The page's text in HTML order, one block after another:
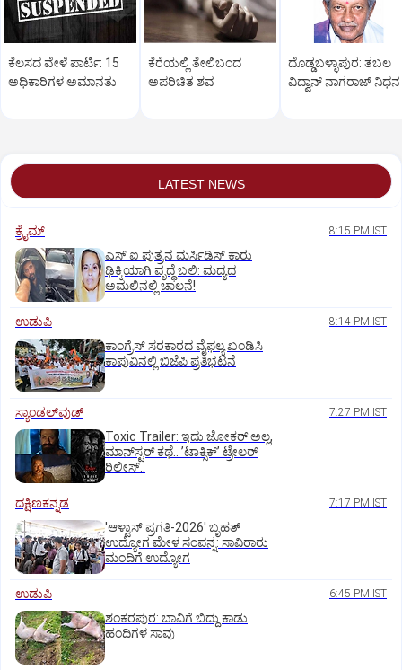
ಕೆಲಸದ ವೇಳೆ ಪಾರ್ಟಿ: 15
ಅಧಿಕಾರಿಗಳ ಅಮಾನತು
ಕೆರೆಯಲ್ಲಿ ತೇಲಿಬಂದ
ಅಪರಿಚಿತ ಶವ
ದೊಡ್ಡಬಳ್ಳಾಪುರ: ತಬಲ
ವಿದ್ವಾನ್‌ ನಾಗರಾಜ್‌ ನಿಧನ
LATEST NEWS
ಕ್ರೈಮ್ 8:15 PM IST
ಎಸ್ ಐ ಪುತ್ರನ ಮರ್ಸಿಡಿಸ್‌ ಕಾರು
ಢಿಕ್ಕಿಯಾಗಿ ವೃದ್ಧೆ ಬಲಿ: ಮದ್ಯದ
ಅಮಲಿನಲ್ಲಿ ಚಾಲನೆ!
ಉಡುಪಿ 8:14 PM IST
ಕಾಂಗ್ರೆಸ್ ಸರಕಾರದ ವೈಫಲ್ಯ ಖಂಡಿಸಿ
ಕಾಪುವಿನಲ್ಲಿ ಬಿಜೆಪಿ ಪ್ರತಿಭಟನೆ
ಸ್ಯಾಂಡಲ್‌ವುಡ್‌ 7:27 PM IST
Toxic Trailer: ಇದು ಜೋಕರ್‌ ಅಲ್ಲ,
ಮಾನ್‌ಸ್ಟರ್‌ ಕಥೆ.. ʼಟಾಕ್ಸಿಕ್‌ʼ ಟ್ರೇಲರ್‌
ರಿಲೀಸ್..
ದಕ್ಷಿಣಕನ್ನಡ 7:17 PM IST
'ಆಳ್ವಾಸ್‌ ಪ್ರಗತಿ-2026' ಬೃಹತ್
ಉದ್ಯೋಗ ಮೇಳ ಸಂಪನ್ನ: ಸಾವಿರಾರು
ಮಂದಿಗೆ ಉದ್ಯೋಗ
ಉಡುಪಿ 6:45 PM IST
ಶಂಕರಪುರ: ಬಾವಿಗೆ ಬಿದ್ದು ಕಾಡು
ಹಂದಿಗಳ ಸಾವು